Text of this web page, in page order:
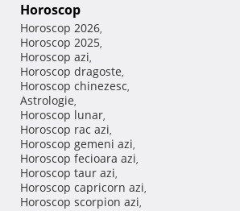
Horoscop
Horoscop 2026,
Horoscop 2025,
Horoscop azi,
Horoscop dragoste,
Horoscop chinezesc,
Astrologie,
Horoscop lunar,
Horoscop rac azi,
Horoscop gemeni azi,
Horoscop fecioara azi,
Horoscop taur azi,
Horoscop capricorn azi,
Horoscop scorpion azi,